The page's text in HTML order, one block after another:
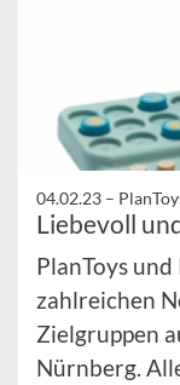
04.02.23 –
Liebevoll
PlanToys
zahlreichen
Zielgruppen
Nürnberg.